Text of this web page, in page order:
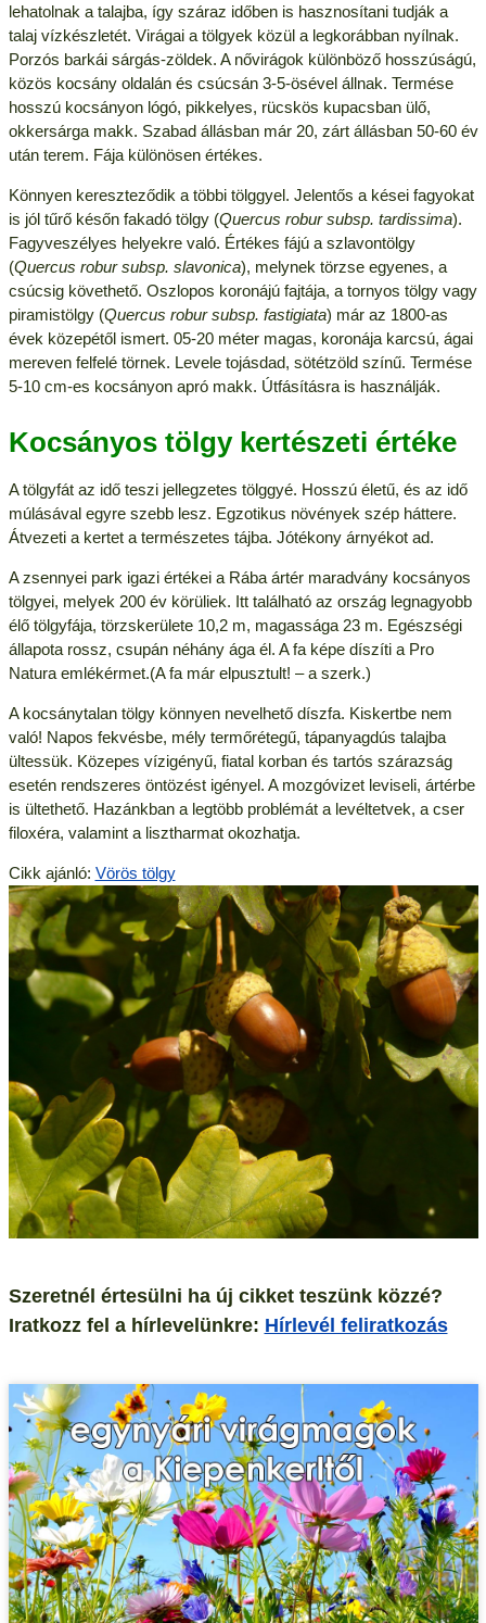
lehatolnak a talajba, így száraz időben is hasznosítani tudják a
talaj vízkészletét. Virágai a tölgyek közül a legkorábban nyílnak.
Porzós barkái sárgás-zöldek. A nővirágok különböző hosszúságú,
közös kocsány oldalán és csúcsán 3-5-ösével állnak. Termése
hosszú kocsányon lógó, pikkelyes, rücskös kupacsban ülő,
okkersárga makk. Szabad állásban már 20, zárt állásban 50-60 év
után terem. Fája különösen értékes.
Könnyen kereszteződik a többi tölggyel. Jelentős a kései fagyokat
is jól tűrő későn fakadó tölgy (Quercus robur subsp. tardissima).
Fagyveszélyes helyekre való. Értékes fájú a szlavontölgy
(Quercus robur subsp. slavonica), melynek törzse egyenes, a
csúcsig követhető. Oszlopos koronájú fajtája, a tornyos tölgy vagy
piramistölgy (Quercus robur subsp. fastigiata) már az 1800-as
évek közepétől ismert. 05-20 méter magas, koronája karcsú, ágai
mereven felfelé törnek. Levele tojásdad, sötétzöld színű. Termése
5-10 cm-es kocsányon apró makk. Útfásításra is használják.
Kocsányos tölgy kertészeti értéke
A tölgyfát az idő teszi jellegzetes tölggyé. Hosszú életű, és az idő
múlásával egyre szebb lesz. Egzotikus növények szép háttere.
Átvezeti a kertet a természetes tájba. Jótékony árnyékot ad.
A zsennyei park igazi értékei a Rába ártér maradvány kocsányos
tölgyei, melyek 200 év körüliek. Itt található az ország legnagyobb
élő tölgyfája, törzskerülete 10,2 m, magassága 23 m. Egészségi
állapota rossz, csupán néhány ága él. A fa képe díszíti a Pro
Natura emlékérmet.(A fa már elpusztult! – a szerk.)
A kocsánytalan tölgy könnyen nevelhető díszfa. Kiskertbe nem
való! Napos fekvésbe, mély termőrétegű, tápanyagdús talajba
ültessük. Közepes vízigényű, fiatal korban és tartós szárazság
esetén rendszeres öntözést igényel. A mozgóvizet leviseli, ártérbe
is ültethető. Hazánkban a legtöbb problémát a levéltetvek, a cser
filoxéra, valamint a lisztharmat okozhatja.
Cikk ajánló: Vörös tölgy
Szeretnél értesülni ha új cikket teszünk közzé?
Iratkozz fel a hírlevelünkre: Hírlevél feliratkozás